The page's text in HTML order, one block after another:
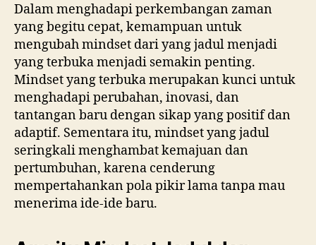
Dalam menghadapi perkembangan zaman
yang begitu cepat, kemampuan untuk
mengubah mindset dari yang jadul menjadi
yang terbuka menjadi semakin penting.
Mindset yang terbuka merupakan kunci untuk
menghadapi perubahan, inovasi, dan
tantangan baru dengan sikap yang positif dan
adaptif. Sementara itu, mindset yang jadul
seringkali menghambat kemajuan dan
pertumbuhan, karena cenderung
mempertahankan pola pikir lama tanpa mau
menerima ide-ide baru.